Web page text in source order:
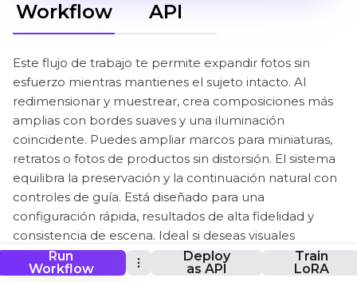
Run
Workflow
Deploy
as API
Train
LoRA
Workflow API
Este flujo de trabajo te permite expandir fotos sin
esfuerzo mientras mantienes el sujeto intacto. Al
redimensionar y muestrear, crea composiciones más
amplias con bordes suaves y una iluminación
coincidente. Puedes ampliar marcos para miniaturas,
retratos o fotos de productos sin distorsión. El sistema
equilibra la preservación y la continuación natural con
controles de guía. Está diseñado para una
configuración rápida, resultados de alta fidelidad y
consistencia de escena. Ideal si deseas visuales
ampliados confiables que se vean limpios,
cinematográficos y naturales.